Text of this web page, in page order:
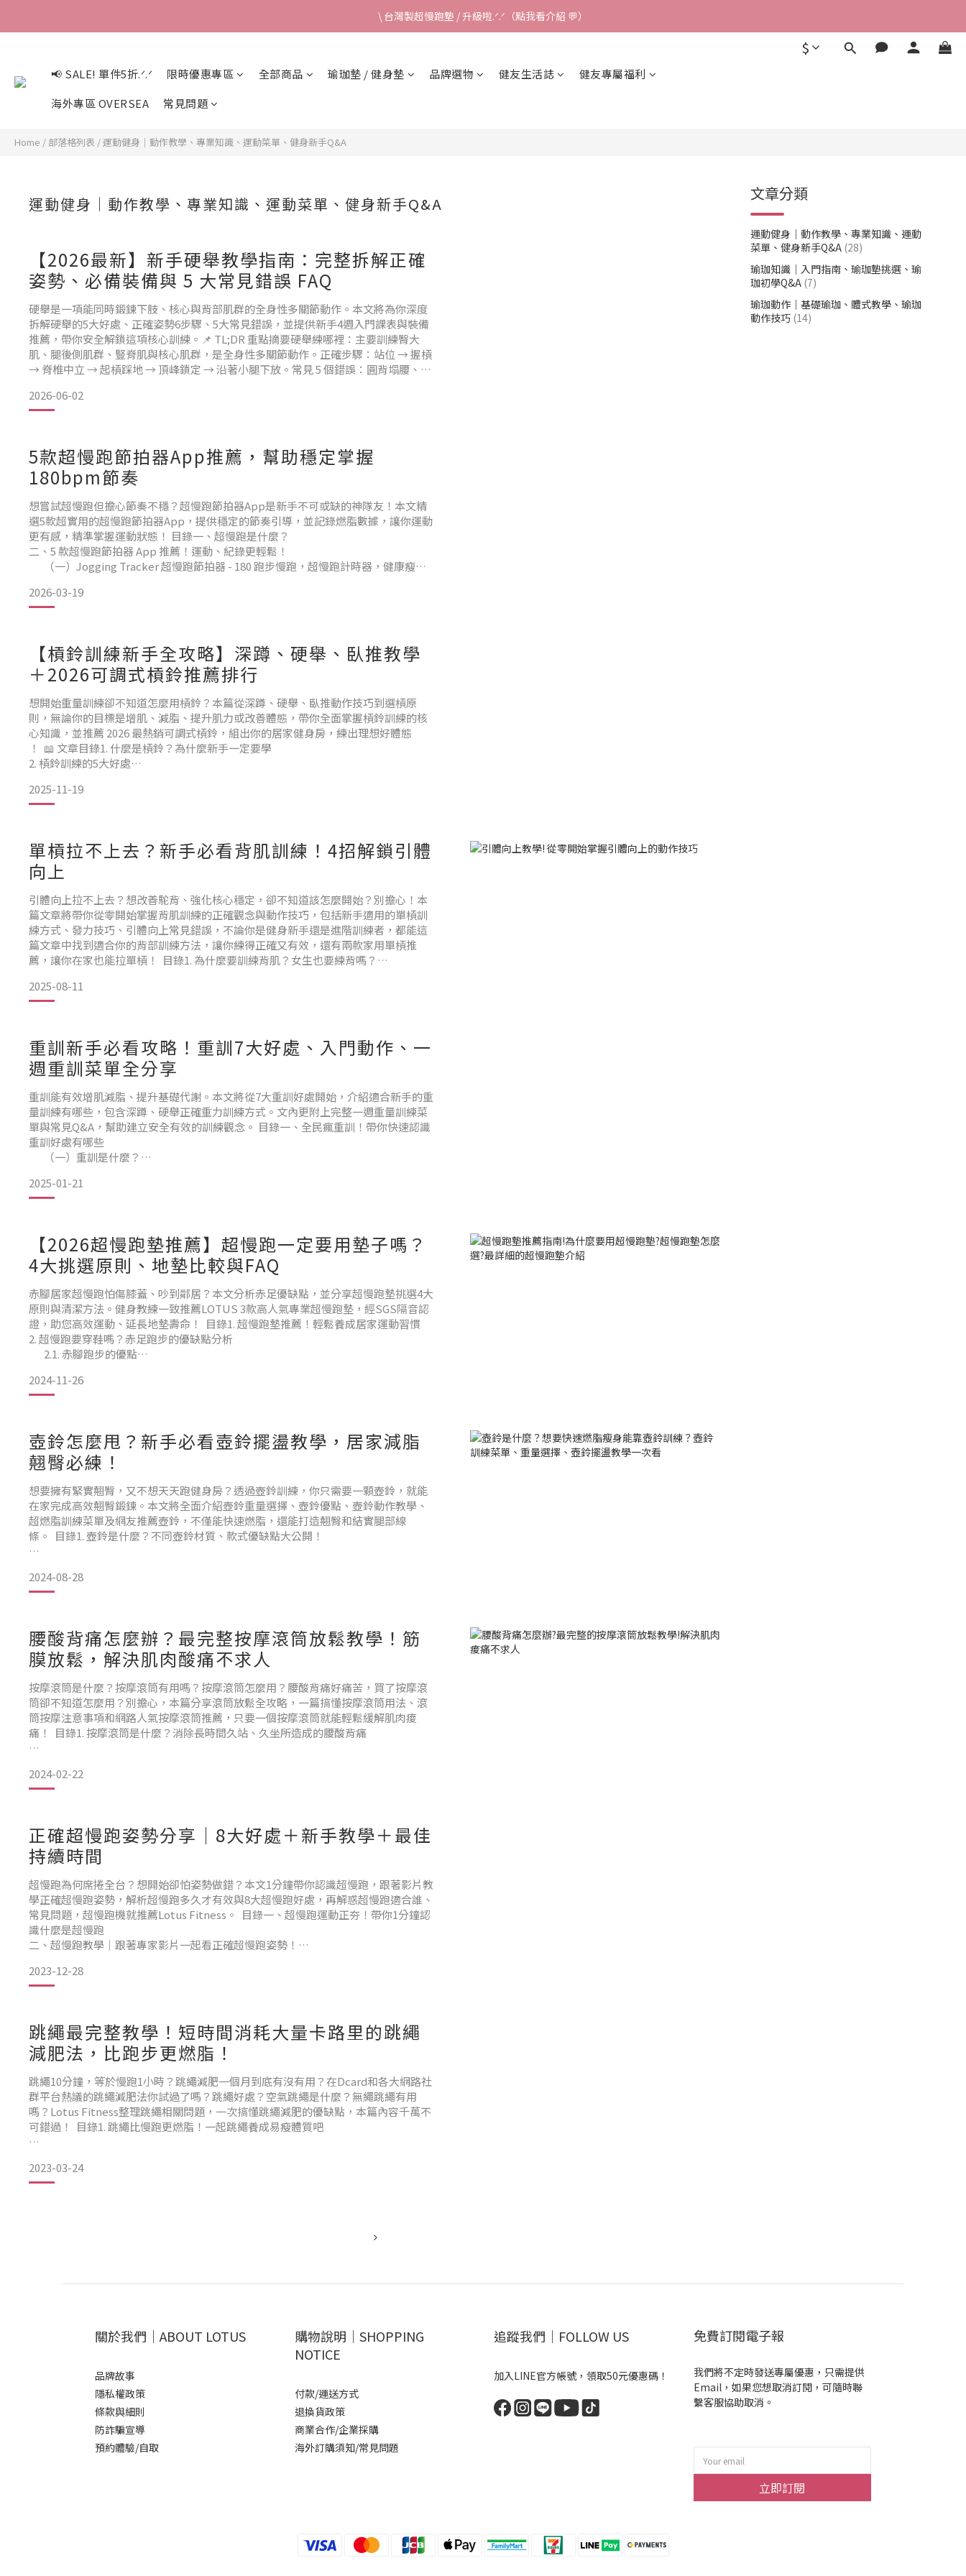
\ 台灣製超慢跑墊 / 升級啦.ᐟ.ᐟ（點我看介紹 💬）
\ 台灣製超慢跑墊 / 升級啦.ᐟ.ᐟ（點我看介紹 💬）
\ 台灣製超慢跑墊 / 升級啦.ᐟ.ᐟ（點我看介紹 💬）
$
📢 SALE! 單件5折.ᐟ.ᐟ 限時優惠專區 全部商品 瑜珈墊 / 健身墊 品牌選物 健友生活誌
健友專屬福利
海外專區 OVERSEA
常見問題
Home / 部落格列表 /運動健身｜動作教學、專業知識、運動菜單、健身新手Q&A
運動健身｜動作教學、專業知識、運動菜單、健身新手Q&A
【2026最新】新手硬舉教學指南：完整拆解正確
姿勢、必備裝備與 5 大常見錯誤 FAQ
硬舉是一項能同時鍛鍊下肢、核心與背部肌群的全身性多關節動作。本文將為你深度
拆解硬舉的5大好處、正確姿勢6步驟、5大常見錯誤，並提供新手4週入門課表與裝備
推薦，帶你安全解鎖這項核心訓練。📌 TL;DR 重點摘要硬舉練哪裡：主要訓練臀大
肌、腿後側肌群、豎脊肌與核心肌群，是全身性多關節動作。正確步驟：站位 → 握槓
→ 脊椎中立 → 起槓踩地 → 頂峰鎖定 → 沿著小腿下放。常見 5 個錯誤：圓背塌腰、過
鞋）或赤腳，依需求使用拉力
2026-06-02
5款超慢跑節拍器App推薦，幫助穩定掌握
180bpm節奏
想嘗試超慢跑但擔心節奏不穩？超慢跑節拍器App是新手不可或缺的神隊友！本文精
選5款超實用的超慢跑節拍器App，提供穩定的節奏引導，並記錄燃脂數據，讓你運動
更有感，精準掌握運動狀態！ 目錄一、超慢跑是什麼？
二、5 款超慢跑節拍器 App 推薦！運動、紀錄更輕鬆！
（一）Jogging Tracker 超慢跑節拍器 - 180 跑步慢跑，超慢跑計時器，健康瘦
（二）Slow Jogging 超慢跑節拍器-180 步頻計時器
（三）班長布萊恩陪你跑
2026-03-19
【槓鈴訓練新手全攻略】深蹲、硬舉、臥推教學
＋2026可調式槓鈴推薦排行
想開始重量訓練卻不知道怎麼用槓鈴？本篇從深蹲、硬舉、臥推動作技巧到選槓原
則，無論你的目標是增肌、減脂、提升肌力或改善體態，帶你全面掌握槓鈴訓練的核
心知識，並推薦 2026 最熱銷可調式槓鈴，組出你的居家健身房，練出理想好體態
！ 📖 文章目錄1. 什麼是槓鈴？為什麼新手一定要學
2. 槓鈴訓練的5大好處
3.1. 深蹲（Squat）
3.2. 硬舉（Deadlift）
2025-11-19
單槓拉不上去？新手必看背肌訓練！4招解鎖引體
向上
引體向上拉不上去？想改善駝背、強化核心穩定，卻不知道該怎麼開始？別擔心！本
篇文章將帶你從零開始掌握背肌訓練的正確觀念與動作技巧，包括新手適用的單槓訓
練方式、發力技巧、引體向上常見錯誤，不論你是健身新手還是進階訓練者，都能這
篇文章中找到適合你的背部訓練方法，讓你練得正確又有效，還有兩款家用單槓推
薦，讓你在家也能拉單槓！ 目錄1. 為什麼要訓練背肌？女生也要練背嗎？
3. 練背的5大好處：改善姿勢、減脂、強化核心一次搞懂！
4. 女生也適合！3個背肌訓練
2025-08-11
重訓新手必看攻略！重訓7大好處、入門動作、一
週重訓菜單全分享
重訓能有效增肌減脂、提升基礎代謝。本文將從7大重訓好處開始，介紹適合新手的重
量訓練有哪些，包含深蹲、硬舉正確重力訓練方式。文內更附上完整一週重量訓練菜
單與常見Q&A，幫助建立安全有效的訓練觀念。 目錄一、全民瘋重訓！帶你快速認識
重訓好處有哪些
（一）重訓是什麼？
二、重量訓練有哪些動作？新手友善重訓動作一次看！
重訓動作 1. 深蹲（Squat）
2025-01-21
【2026超慢跑墊推薦】超慢跑一定要用墊子嗎？
4大挑選原則、地墊比較與FAQ
赤腳居家超慢跑怕傷膝蓋、吵到鄰居？本文分析赤足優缺點，並分享超慢跑墊挑選4大
原則與清潔方法。健身教練一致推薦LOTUS 3款高人氣專業超慢跑墊，經SGS隔音認
證，助您高效運動、延長地墊壽命！ 目錄1. 超慢跑墊推薦！輕鬆養成居家運動習慣
2. 超慢跑要穿鞋嗎？赤足跑步的優缺點分析
2.1. 赤腳跑步的優點
3. 超慢跑一定要用墊子嗎？4種常見地墊大比拚
3.1. 瑜珈墊（靜態伸展用，緩衝不足）
2024-11-26
壺鈴怎麼甩？新手必看壺鈴擺盪教學，居家減脂
翹臀必練！
想要擁有緊實翹臀，又不想天天跑健身房？透過壺鈴訓練，你只需要一顆壺鈴，就能
在家完成高效翹臀鍛鍊。本文將全面介紹壺鈴重量選擇、壺鈴優點、壺鈴動作教學、
超燃脂訓練菜單及網友推薦壺鈴，不僅能快速燃脂，還能打造翹臀和結實腿部線
條。 目錄1. 壺鈴是什麼？不同壺鈴材質、款式優缺點大公開！
1.2. 競技壺鈴
1.4. 可調式壺鈴
2. 壺鈴vs啞鈴，哪個訓練效果比較好？
3. 壺鈴訓練6大好處
4. 壺鈴運動傷害？這些小地方要注
2024-08-28
腰酸背痛怎麼辦？最完整按摩滾筒放鬆教學！筋
膜放鬆，解決肌肉酸痛不求人
按摩滾筒是什麼？按摩滾筒有用嗎？按摩滾筒怎麼用？腰酸背痛好痛苦，買了按摩滾
筒卻不知道怎麼用？別擔心，本篇分享滾筒放鬆全攻略，一篇搞懂按摩滾筒用法、滾
筒按摩注意事項和網路人氣按摩滾筒推薦，只要一個按摩滾筒就能輕鬆緩解肌肉痠
痛！ 目錄1. 按摩滾筒是什麼？消除長時間久站、久坐所造成的腰酸背痛
2. 「滾筒」到底在滾什麼？按摩滾筒的5大好處！
4. 按摩滾筒新手入門Q&A
4.1. 按摩滾筒可以每天用嗎？
2024-02-22
正確超慢跑姿勢分享｜8大好處＋新手教學＋最佳
持續時間
超慢跑為何席捲全台？想開始卻怕姿勢做錯？本文1分鐘帶你認識超慢跑，跟著影片教
學正確超慢跑姿勢，解析超慢跑多久才有效與8大超慢跑好處，再解惑超慢跑適合誰、
常見問題，超慢跑機就推薦Lotus Fitness。 目錄一、超慢跑運動正夯！帶你1分鐘認
識什麼是超慢跑
二、超慢跑教學｜跟著專家影片一起看正確超慢跑姿勢！
四、超慢跑為何如此受歡迎？這8大超慢跑好處你不能不知道
1. 可輕鬆燃脂減重
2023-12-28
跳繩最完整教學！短時間消耗大量卡路里的跳繩
減肥法，比跑步更燃脂！
跳繩10分鐘，等於慢跑1小時？跳繩減肥一個月到底有沒有用？在Dcard和各大網路社
群平台熱議的跳繩減肥法你試過了嗎？跳繩好處？空氣跳繩是什麼？無繩跳繩有用
嗎？Lotus Fitness整理跳繩相關問題，一次搞懂跳繩減肥的優缺點，本篇內容千萬不
可錯過！ 目錄1. 跳繩比慢跑更燃脂！一起跳繩養成易瘦體質吧
2. 跳繩減肥有效嗎？關於跳繩你一定要知道！
2023-03-24
文章分類
運動健身｜動作教學、專業知識、運動
菜單、健身新手Q&A (28)
瑜珈知識｜入門指南、瑜珈墊挑選、瑜
珈初學Q&A (7)
瑜珈動作｜基礎瑜珈、體式教學、瑜珈
動作技巧 (14)
關於我們｜ABOUT LOTUS
品牌故事
隱私權政策
條款與細則
防詐騙宣導
預約體驗/自取
購物說明｜SHOPPING
NOTICE
付款/運送方式
退換貨政策
商業合作/企業採購
海外訂購須知/常見問題
追蹤我們｜FOLLOW US
加入LINE官方帳號，領取50元優惠碼！
免費訂閱電子報
我們將不定時發送專屬優惠，只需提供
Email，如果您想取消訂閱，可隨時聯
繫客服協助取消。
立即訂閱